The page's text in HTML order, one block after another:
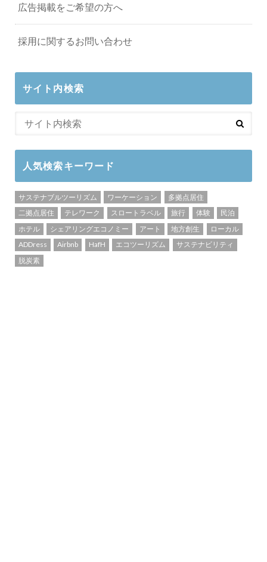
広告掲載をご希望の方へ
採用に関するお問い合わせ
サイト内検索
人気検索キーワード
サステナブルツーリズム ワーケーション
多拠点居住
二拠点居住
テレワーク スロートラベル 旅行 体験
民泊
ホテル
シェアリングエコノミー アート 地方創生
ローカル
ADDress
Airbnb HafH エコツーリズム
サステナビリティ
脱炭素